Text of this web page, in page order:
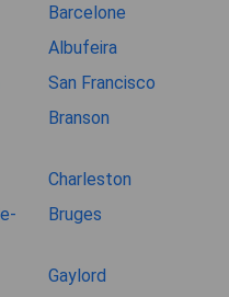
Barcelone
Albufeira
San Francisco
Branson
Charleston
Bruges
Gaylord